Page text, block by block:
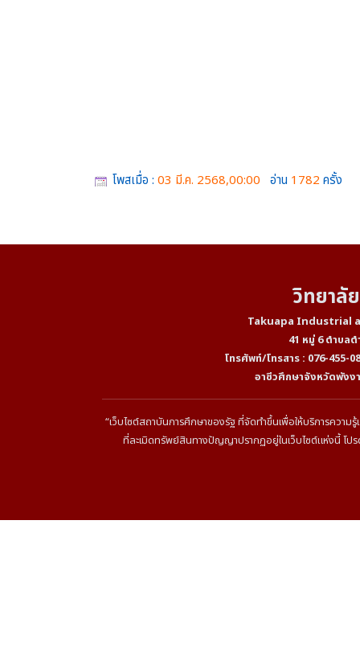
โพสเมื่อ : 03 มี.ค. 2568,00:00 อ่าน 1782 ครั้ง
วิทยาลั
Takuapa Industrial
41 หมู่ 6 ตำบล
โทรศัพท์/โทรสาร : 076-455-
อาชีวศึกษาจังหวัดพังง
“เว็บไซต์สถาบันการศึกษาของรัฐ ที่จัดทำขึ้นเพื่อให้บริการควา
ที่ละเมิดทรัพย์สินทางปัญญาปรากฏอยู่ในเว็บไซต์แห่งนี้ โปร